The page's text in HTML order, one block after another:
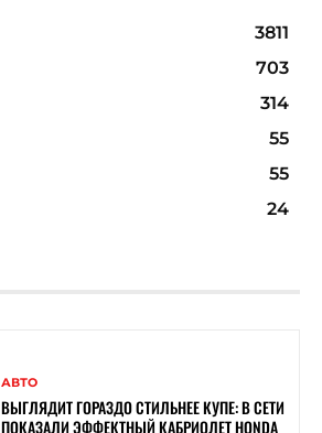
3811
703
314
55
55
24
АВТО
ВЫГЛЯДИТ ГОРАЗДО СТИЛЬНЕЕ КУПЕ: В СЕТИ
ПОКАЗАЛИ ЭФФЕКТНЫЙ КАБРИОЛЕТ HONDA